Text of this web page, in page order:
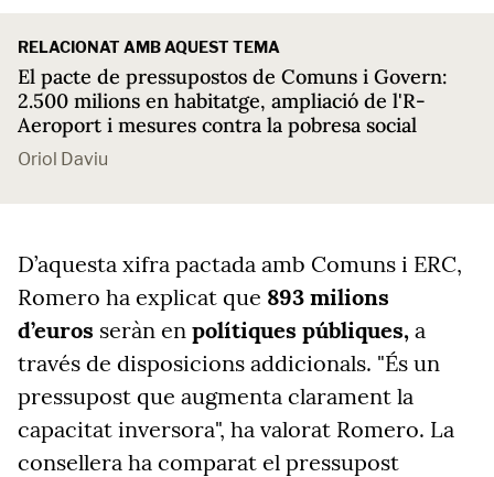
RELACIONAT AMB AQUEST TEMA
El pacte de pressupostos de Comuns i Govern:
2.500 milions en habitatge, ampliació de l'R-
Aeroport i mesures contra la pobresa social
Oriol Daviu
D’aquesta xifra pactada amb Comuns i ERC,
Romero ha explicat que 893 milions
d’euros seràn en polítiques públiques, a
través de disposicions addicionals. "És un
pressupost que augmenta clarament la
capacitat inversora", ha valorat Romero. La
consellera ha comparat el pressupost